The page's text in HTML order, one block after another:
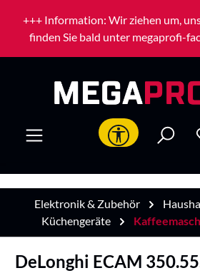
Zum Hauptinhalt springen
+++ Information: Wir ziehen um,
finden Sie bald unter megaprofi-
Elektronik & Zubehör
Küchengeräte
DeLonghi ECAM